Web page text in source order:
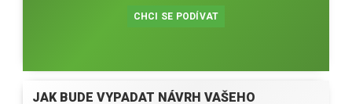
Kdy je nejvhodnější začít se stavbou dřevostavby
Domy na klíč, nebo stavět svépomocí?
RD Železná Ruda
CHCI SE PODÍVAT
JAK BUDE VYPADAT NÁVRH VAŠEHO